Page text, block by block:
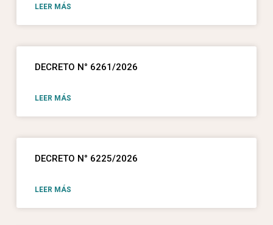
LEER MÁS
DECRETO N° 6261/2026
LEER MÁS
DECRETO N° 6225/2026
LEER MÁS